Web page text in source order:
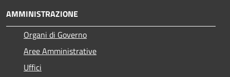
AMMINISTRAZIONE
Organi di Governo
Aree Amministrative
Uffici